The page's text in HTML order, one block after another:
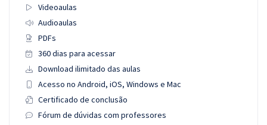
Videoaulas
Audioaulas
PDFs
360 dias para acessar
Download ilimitado das aulas
Acesso no Android, iOS, Windows e Mac
Certificado de conclusão
Fórum de dúvidas com professores